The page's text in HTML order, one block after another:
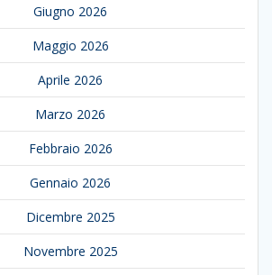
Giugno 2026
Maggio 2026
Aprile 2026
Marzo 2026
Febbraio 2026
Gennaio 2026
Dicembre 2025
Novembre 2025